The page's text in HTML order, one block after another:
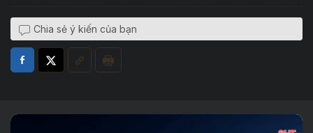
Chia sẻ ý kiến của bạn